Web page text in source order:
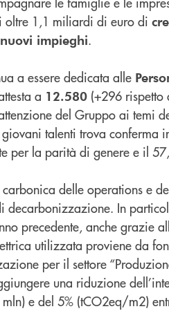
oltre 1,1 miliardi di euro di
impieghi.
a essere dedicata alle
a 12.580 (+296
del Gruppo ai temi
talenti trova conferma
per la parità di genere e il
delle operations e
decarbonizzazione. In
precedente, anche grazie
utilizzata proviene da
per il settore
una riduzione
e del 5% (tCO2eq/m2)